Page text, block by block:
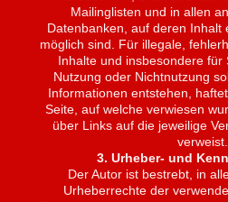
Mailinglisten und in allen
Datenbanken, auf deren Inhalt
möglich sind. Für illegale,
Inhalte und insbesondere für
Nutzung oder Nichtnutzung
Informationen entstehen,
Seite, auf welche verwiesen
über Links auf die jeweilige
verweist.
3. Urheber- und
Der Autor ist bestrebt, in
Urheberrechte der